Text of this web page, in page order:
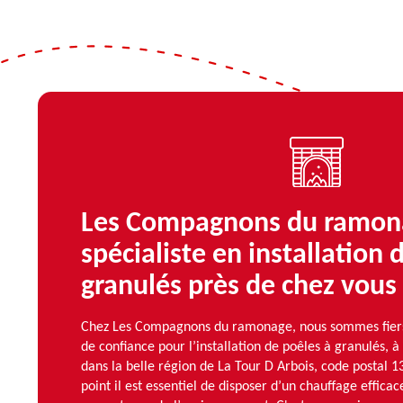
Les Compagnons du
spécialiste en installation
granulés près de chez vous
Chez Les Compagnons du ramonage, nous sommes
de confiance pour l’installation de poêles à granulés,
dans la belle région de La Tour D Arbois, code postal
point il est essentiel de disposer d’un chauffage